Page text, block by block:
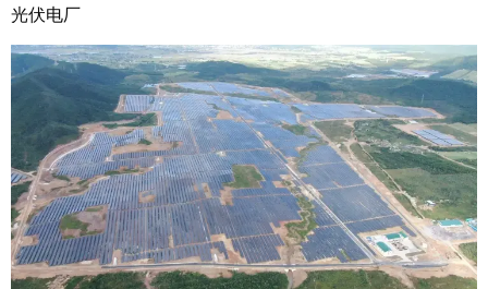
盒
自
动
化
和
软
件
著，
销
售
额
达
9.6
亿
欧
元
光伏电厂